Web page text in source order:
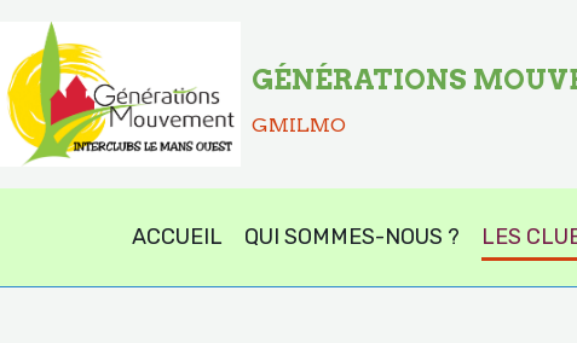
GÉNÉRATIONS
GMILMO
ACCUEIL QUI SOMMES-NOUS ? LES